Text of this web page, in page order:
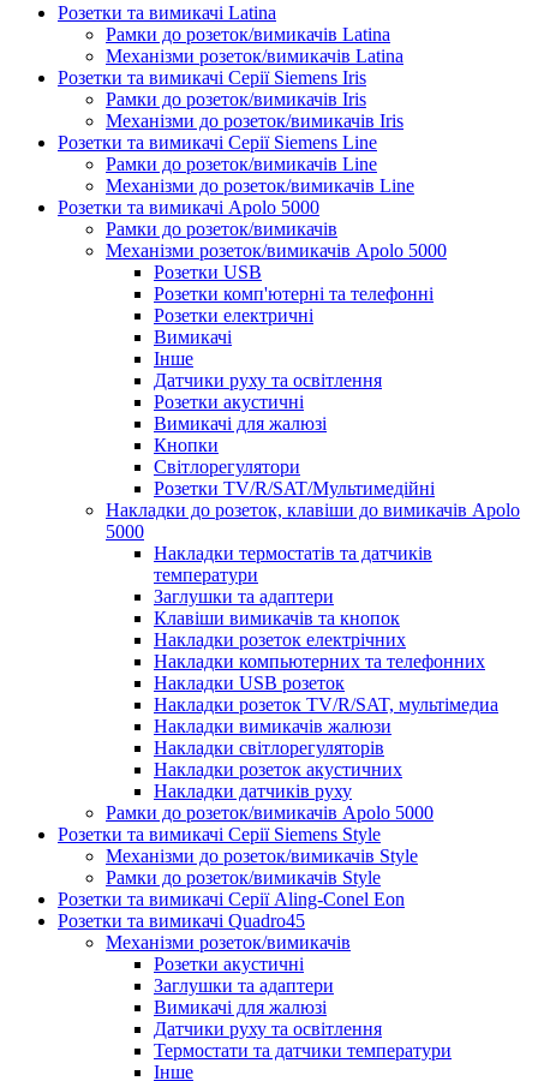
Розетки та вимикачі Latina
Рамки до розеток/вимикачів Latina
Механізми розеток/вимикачів Latina
Розетки та вимикачі Серії Siemens Iris
Рамки до розеток/вимикачів Iris
Механізми до розеток/вимикачів Iris
Розетки та вимикачі Серії Siemens Line
Рамки до розеток/вимикачів Line
Механізми до розеток/вимикачів Line
Розетки та вимикачі Apolo 5000
Рамки до розеток/вимикачів
Механізми розеток/вимикачів Apolo 5000
Розетки USB
Розетки комп'ютерні та телефонні
Розетки електричні
Вимикачі
Інше
Датчики руху та освітлення
Розетки акустичні
Вимикачі для жалюзі
Кнопки
Світлорегулятори
Розетки TV/R/SAT/Мультимедійні
Накладки до розеток, клавіши до вимикачів Apolo
5000
Накладки термостатів та датчиків
температури
Заглушки та адаптери
Клавіши вимикачів та кнопок
Накладки розеток електрічних
Накладки компьютерних та телефонних
Накладки USB розеток
Накладки розеток TV/R/SAT, мультімедиа
Накладки вимикачів жалюзи
Накладки світлорегуляторів
Накладки розеток акустичних
Накладки датчиків руху
Рамки до розеток/вимикачів Apolo 5000
Розетки та вимикачі Серії Siemens Style
Механізми до розеток/вимикачів Style
Рамки до розеток/вимикачів Style
Розетки та вимикачі Серії Aling-Conel Eon
Розетки та вимикачі Quadro45
Механізми розеток/вимикачів
Розетки акустичні
Заглушки та адаптери
Вимикачі для жалюзі
Датчики руху та освітлення
Термостати та датчики температури
Інше